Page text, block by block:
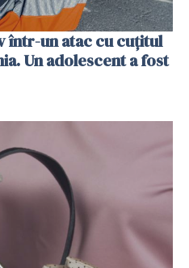
într-un atac cu cuțitul
Un adolescent a fost